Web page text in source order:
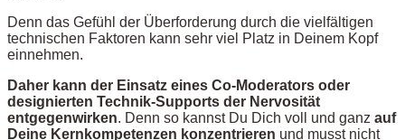
Denn das Gefühl der Überforderung durch die vielfältigen
technischen Faktoren kann sehr viel Platz in Deinem Kopf
einnehmen.
Daher kann der Einsatz eines Co-Moderators oder
designierten Technik-Supports der Nervosität
entgegenwirken. Denn so kannst Du Dich voll und ganz auf
Deine Kernkompetenzen konzentrieren und musst nicht